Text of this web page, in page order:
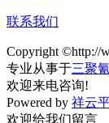
联系我们
Copyright ©http://
专业从事于三聚
欢迎来电咨询!
Powered by 祥云
欢迎给我们留言